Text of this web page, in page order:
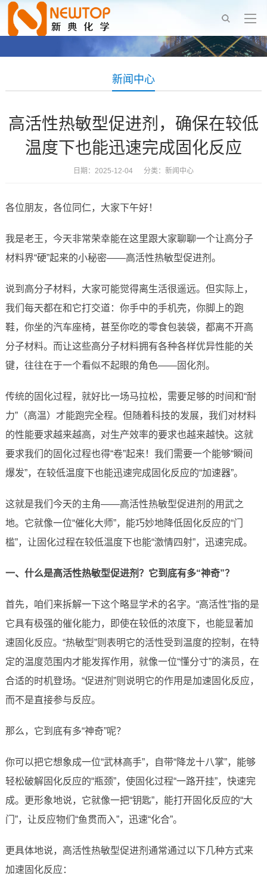
新闻中心
高活性热敏型促进剂，确保在较低
温度下也能迅速完成固化反应
日期：2025-12-04 分类： 新闻中心
各位朋友，各位同仁，大家下午好！
我是老王，今天非常荣幸能在这里跟大家聊聊一个让高分子
材料界“硬”起来的小秘密——高活性热敏型促进剂。
说到高分子材料，大家可能觉得离生活很遥远。但实际上，
我们每天都在和它打交道：你手中的手机壳，你脚上的跑
鞋，你坐的汽车座椅，甚至你吃的零食包装袋，都离不开高
分子材料。而让这些高分子材料拥有各种各样优异性能的关
键，往往在于一个看似不起眼的角色——固化剂。
传统的固化过程，就好比一场马拉松，需要足够的时间和“耐
力”（高温）才能跑完全程。但随着科技的发展，我们对材料
的性能要求越来越高，对生产效率的要求也越来越快。这就
要求我们的固化过程也得“卷”起来！我们需要一个能够“瞬间
爆发”，在较低温度下也能迅速完成固化反应的“加速器”。
这就是我们今天的主角——高活性热敏型促进剂的用武之
地。它就像一位“催化大师”，能巧妙地降低固化反应的“门
槛”，让固化过程在较低温度下也能“激情四射”，迅速完成。
一、什么是高活性热敏型促进剂？它到底有多“神奇”？
首先，咱们来拆解一下这个略显学术的名字。“高活性”指的是
它具有极强的催化能力，即使在较低的浓度下，也能显著加
速固化反应。“热敏型”则表明它的活性受到温度的控制，在特
定的温度范围内才能发挥作用，就像一位“懂分寸”的演员，在
合适的时机登场。“促进剂”则说明它的作用是加速固化反应，
而不是直接参与反应。
那么，它到底有多“神奇”呢？
你可以把它想象成一位“武林高手”，自带“降龙十八掌”，能够
轻松破解固化反应的“瓶颈”，使固化过程“一路开挂”，快速完
成。更形象地说，它就像一把“钥匙”，能打开固化反应的“大
门”，让反应物们“鱼贯而入”，迅速“化合”。
更具体地说，高活性热敏型促进剂通常通过以下几种方式来
加速固化反应：